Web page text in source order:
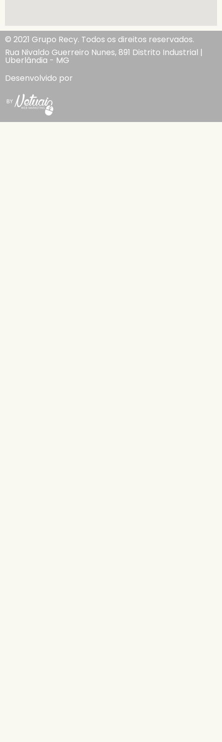
© 2021 Grupo Recy. Todos os direitos reservados.
Rua Nivaldo Guerreiro Nunes, 891 Distrito Industrial |
Uberlândia - MG
Desenvolvido por